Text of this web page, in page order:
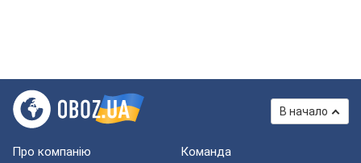
В начало
Про компанію Команда